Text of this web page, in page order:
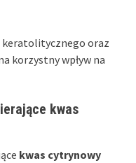
keratolitycznego oraz
korzystny wpływ na
kwas
kwas cytrynowy